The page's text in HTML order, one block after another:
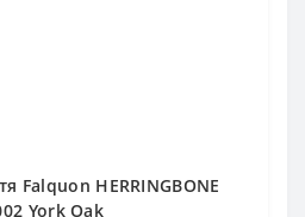
Falquon HERRINGBONE
York Oak